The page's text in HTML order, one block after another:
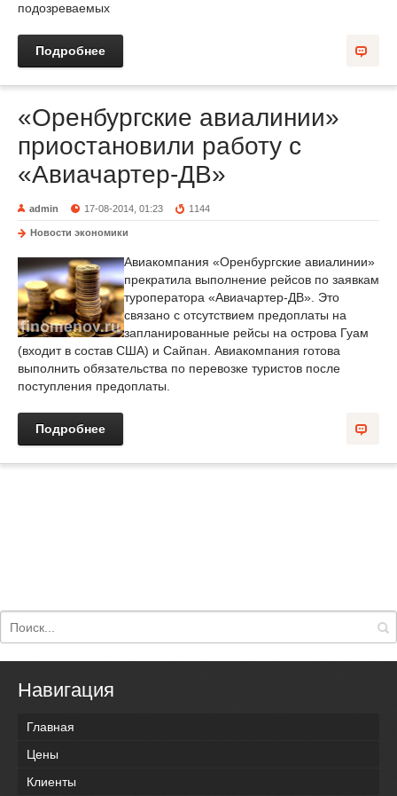
подозреваемых
Подробнее
«Оренбургские авиалинии»
приостановили работу с
«Авиачартер-ДВ»
admin 17-08-2014, 01:23 1144
Новости экономики
Авиакомпания «Оренбургские авиалинии»
прекратила выполнение рейсов по заявкам
туроператора «Авиачартер-ДВ». Это
связано с отсутствием предоплаты на
запланированные рейсы на острова Гуам
(входит в состав США) и Сайпан. Авиакомпания готова
выполнить обязательства по перевозке туристов после
поступления предоплаты.
Подробнее
Навигация
Главная
Цены
Клиенты